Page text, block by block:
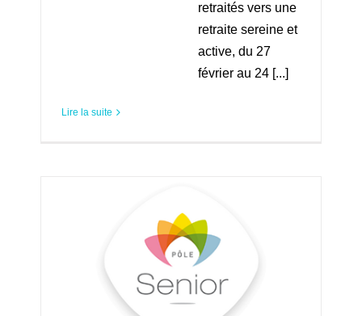
retraités vers une
retraite sereine et
active, du 27
février au 24 [...]
Lire la suite